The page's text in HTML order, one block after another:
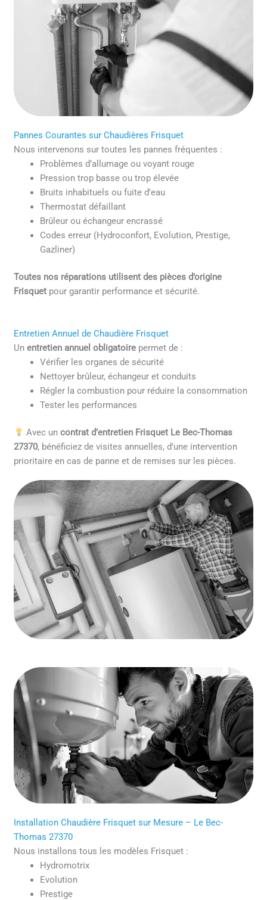
Pannes Courantes sur Chaudières Frisquet
Nous intervenons sur toutes les pannes fréquentes :
Problèmes d’allumage ou voyant rouge
Pression trop basse ou trop élevée
Bruits inhabituels ou fuite d’eau
Thermostat défaillant
Brûleur ou échangeur encrassé
Codes erreur (Hydroconfort, Evolution, Prestige,
Gazliner)
Toutes nos réparations utilisent des pièces d’origine
Frisquet pour garantir performance et sécurité.
Entretien Annuel de Chaudière Frisquet
Unentretien annuel obligatoire permet de :
Vérifier les organes de sécurité
Nettoyer brûleur, échangeur et conduits
Régler la combustion pour réduire la consommation
Tester les performances
Avec un contrat d’entretien Frisquet Le Bec-Thomas
27370, bénéficiez de visites annuelles, d’une intervention
prioritaire en cas de panne et de remises sur les pièces.
Installation Chaudière Frisquet sur Mesure – Le Bec-
Thomas 27370
Nous installons tous les modèles Frisquet :
Hydromotrix
Evolution
Prestige